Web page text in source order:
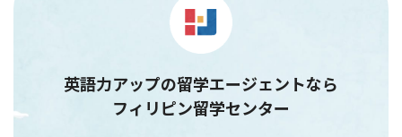
英語力アップの留学エージェントなら
フィリピン留学センター